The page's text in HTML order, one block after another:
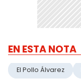
EN ESTA NOTA
El Pollo Álvarez